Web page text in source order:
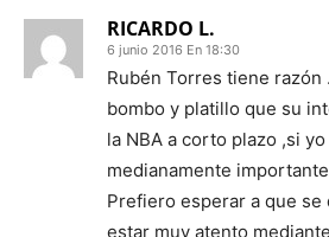
RICARDO L.
6 junio 2016 En 18:30
Rubén Torres tiene razón
bombo y platillo que su
la NBA a corto plazo ,si
medianamente
Prefiero esperar a que se
estar muy atento